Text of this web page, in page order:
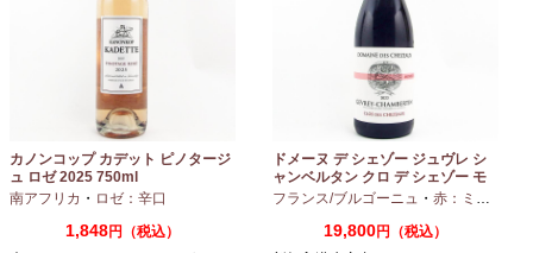
カノンコップ カデット ピノタージ
ュ ロゼ 2025 750ml
南アフリカ ・ ロゼ：辛口
1,848円（税込）
ドメーヌ デ シェゾー ジュヴレ シ
ャンベルタン クロ デ シェゾー モ
ノポール 2023 750ml
フランス/ブルゴーニュ ・ 赤：ミディアムボディ
19,800円（税込）